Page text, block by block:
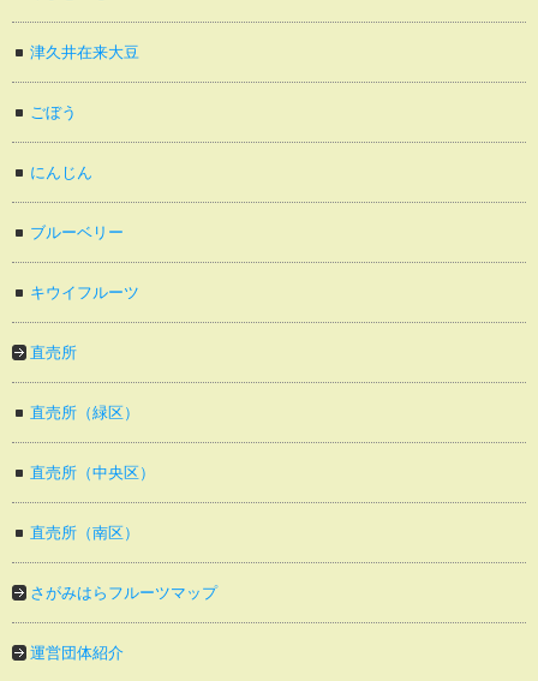
津久井在来大豆
ごぼう
にんじん
ブルーベリー
キウイフルーツ
直売所
直売所（緑区）
直売所（中央区）
直売所（南区）
さがみはらフルーツマップ
運営団体紹介